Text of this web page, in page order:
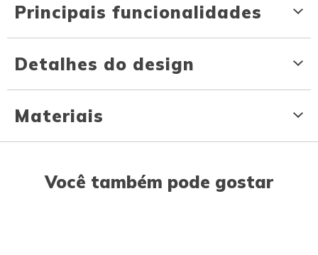
Principais funcionalidades
Detalhes do design
Materiais
Você também pode gostar